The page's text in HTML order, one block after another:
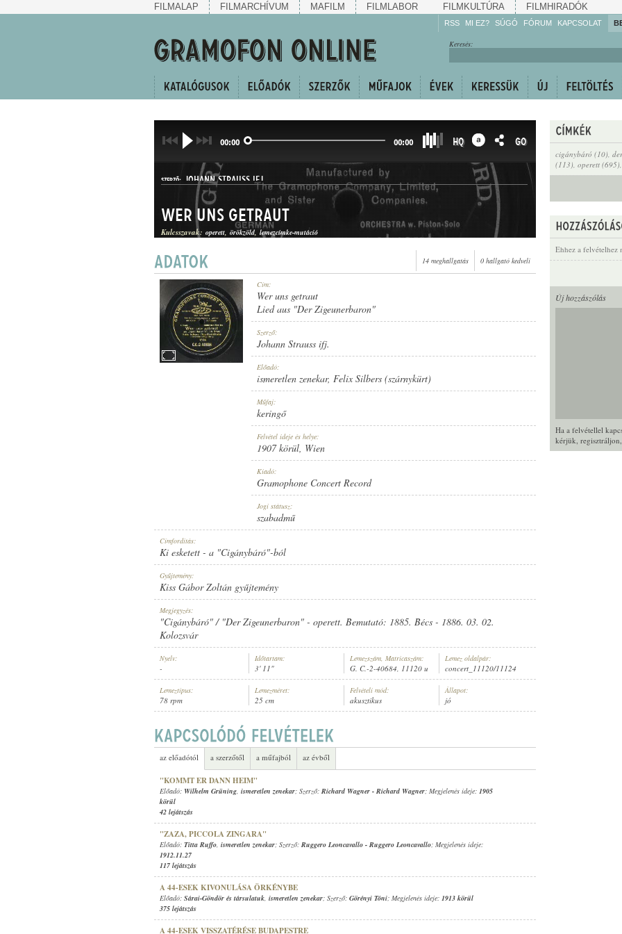
FILMALAP FILMARCHÍVUM MAFILM FILMLABOR FILMKULTÚRA FILMHIRADÓK
RSS MI EZ? SÚGÓ
Gyarapítsa!
FÓRUM KAPCSOLAT
Keresés:
cigánybáró (10),
(113), operett (695),
Ehhez a felvételhez
Új hozzászólás
Ha a felvétellel
kérjük, regisztráljon
00:00 00:00 HQ GO
ELŐADÓ: ISMERETLEN ZENEKAR, FELIX SILBERS (SZÁRNYKÜRT)
SZERZŐ: JOHANN STRAUSS IFJ.
KERINGŐ
1907 KÖRÜL
GRAMOPHONE CONCERT RECORD
G. C.-2-40684
Wer uns getraut
Kulcsszavak: operett örökzöld lemezcímke-mutáció
14 meghallgatás 0 hallgató kedveli
Cím:
Wer uns getraut
Lied aus "Der Zigeunerbaron"
Szerző:
Johann Strauss ifj.
Előadó:
ismeretlen zenekar, Felix Silbers (szárnykürt)
Műfaj:
keringő
Felvétel ideje és helye:
1907 körül, Wien
Kiadó:
Gramophone Concert Record
Jogi státusz:
szabadmű
Címfordítás:
Ki esketett - a "Cigánybáró"-ból
Gyűjtemény:
Kiss Gábor Zoltán gyűjtemény
Megjegyzés:
"Cigánybáró" / "Der Zigeunerbaron" - operett. Bemutató: 1885. Bécs - 1886. 03. 02.
Kolozsvár
Nyelv:
-
Időtartam:
3' 11"
Lemezszám, Matricaszám:
G. C.-2-40684, 11120 u
Lemez oldalpár:
concert_11120/11124
Lemeztípus:
78 rpm
Lemezméret:
25 cm
Felvételi mód:
akusztikus
Állapot:
jó
az előadótól a szerzőtől a műfajból az évből
"KOMMT ER DANN HEIM"
Előadó: Wilhelm Grüning, ismeretlen zenekar; Szerző: Richard Wagner - Richard Wagner; Megjelenés ideje: 1905
körül
42 lejátszás
"ZAZA, PICCOLA ZINGARA"
Előadó: Titta Ruffo, ismeretlen zenekar; Szerző: Ruggero Leoncavallo - Ruggero Leoncavallo; Megjelenés ideje:
1912.11.27
117 lejátszás
A 44-ESEK KIVONULÁSA ÖRKÉNYBE
Előadó: Sárai-Göndör és társulatuk, ismeretlen zenekar; Szerző: Görényi Tóni; Megjelenés ideje: 1913 körül
375 lejátszás
A 44-ESEK VISSZATÉRÉSE BUDAPESTRE